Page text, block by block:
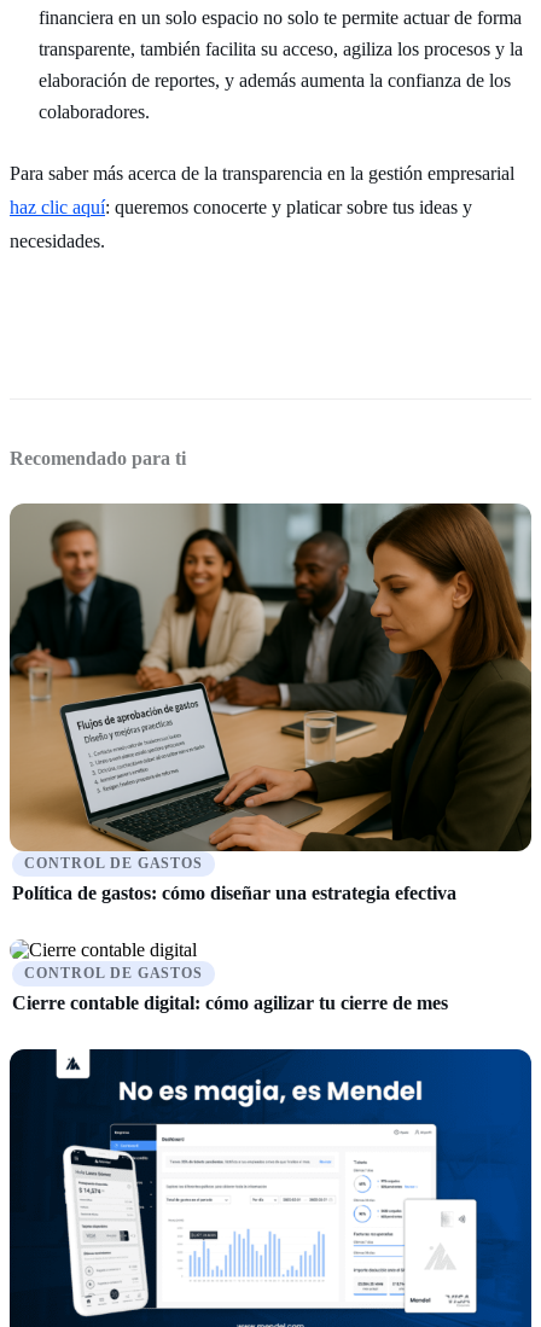
financiera en un solo espacio no solo te permite actuar de forma
transparente, también facilita su acceso, agiliza los procesos y la
elaboración de reportes, y además aumenta la confianza de los
colaboradores.
Para saber más acerca de la transparencia en la gestión empresarial
haz clic aquí: queremos conocerte y platicar sobre tus ideas y
necesidades.
Recomendado para ti
CONTROL DE GASTOS
Política de gastos: cómo diseñar una estrategia efectiva
CONTROL DE GASTOS
Cierre contable digital: cómo agilizar tu cierre de mes